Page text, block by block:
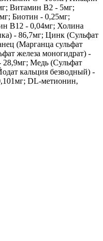
Витамин В2 - 5мг;
Биотин - 0,25мг;
В12 - 0,04мг; Холина
- 86,7мг; Цинк (Сульфат
(Марганца сульфат
железа моногидрат) -
28,9мг; Медь (Сульфат
кальция безводный) -
DL-метионин,